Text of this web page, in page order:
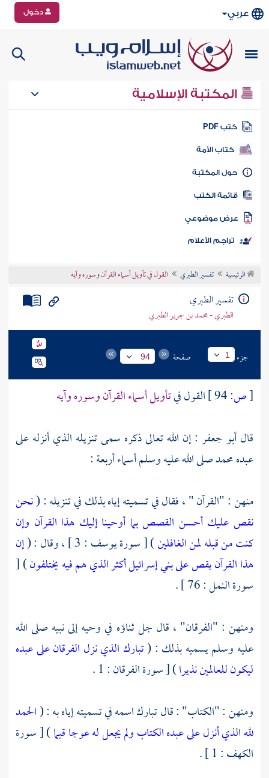
عربي دخول
المكتبة الإسلامية
كتب PDF
كتاب الأمة
المكتبة
الكتب
موضوعي
تراجم الأعلام
الرئيسية تفسير الطبري القول في تأويل أسماء القرآن وسوره وآيه
تفسير الطبري
الطبري - محمد بن جرير الطبري
جزء 1 صفحة 94
[ص: القول فيتأويل أسماء القرآن وسوره وآيه
قالأبو جعفر : إن الله تعالى ذكره سمى تنزيله الذي أنزله على
عبدهمحمدصلى الله عليه وسلم أسماء أربعة :
منهن : "القرآن " ، فقال في تسميته إياه بذلك في تنزيله : (نحن
نقص عليك أحسن القصص بما أوحينا إليك هذا القرآن وإن
كنت من قبله لمن الغافلين) [ سورة يوسف : 3 ] ، وقال : (
إن
هذا القرآن يقص على بني إسرائيل أكثر الذي هم فيه يختلفون) [
سورة النمل : 76 ] .
ومنهن : "الفرقان" ، قال جل ثناؤه في وحيه إلى نبيه صلى الله
عليه وسلم يسميه بذلك : (تبارك الذي نزل الفرقان على عبده
ليكون للعالمين نذيرا) [ سورة الفرقان : 1 .
ومنهن : "الكتاب" : قال تبارك اسمه في تسميته إياه به : (الحمد
لله الذي أنزل على عبده الكتاب ولم يجعل له عوجا قيما) [ سورة
الكهف : 1 ] .